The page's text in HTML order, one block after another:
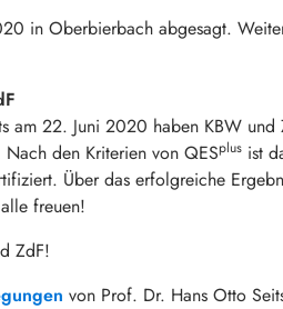
in Oberbierbach abgesagt.
am 22. Juni 2020 haben KBW
den Kriterien von QESplusist
Über das erfolgreiche
freuen!
ZdF!
von Prof. Dr. Hans Otto